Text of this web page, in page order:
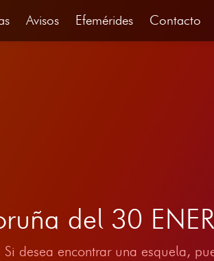
Avisos Efemérides Contacto
del 30
desea encontrar una esquela,